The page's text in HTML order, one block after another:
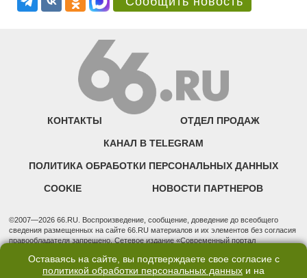
КОНТАКТЫ ОТДЕЛ ПРОДАЖ
КАНАЛ В TELEGRAM
ПОЛИТИКА ОБРАБОТКИ ПЕРСОНАЛЬНЫХ ДАННЫХ
COOKIE НОВОСТИ ПАРТНЕРОВ
©2007—2026 66.RU. Воспроизведение, сообщение, доведение до всеобщего
сведения размещенных на сайте 66.RU материалов и их элементов без согласия
правообладателя запрещено. Сетевое издание «Современный портал
надзору в сфере связи, информационных технологий и массовых коммуникаций
(Роскомнадзор). Регистрационный номер ЭЛ № ФС 77 - 76634 от 02.09.2019
Оставаясь на сайте, вы подтверждаете свое согласие с
политикой обработки персональных данных и на